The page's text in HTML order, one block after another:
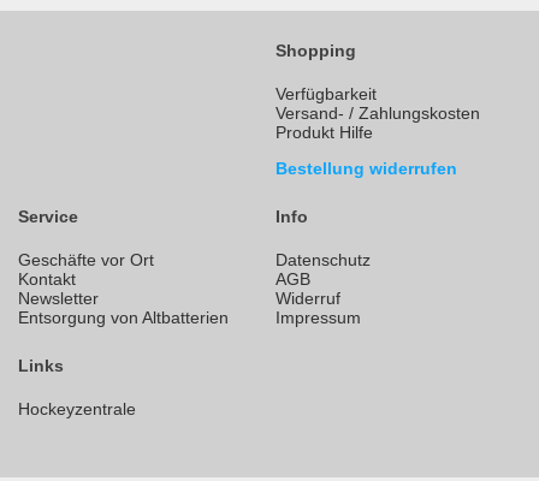
Shopping
Verfügbarkeit
Versand- / Zahlungskosten
Produkt Hilfe
Bestellung widerrufen
Service
Geschäfte vor Ort
Kontakt
Newsletter
Entsorgung von Altbatterien
Info
Datenschutz
AGB
Widerruf
Impressum
Links
Hockeyzentrale